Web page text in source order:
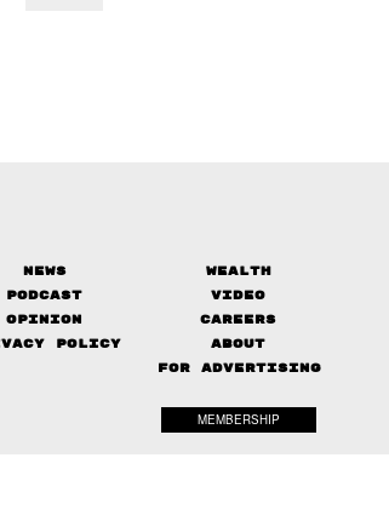
News Wealth
Podcast
Video
Opinion
Careers
Policy
About
FOR ADVERTISING
MEMBERSHIP